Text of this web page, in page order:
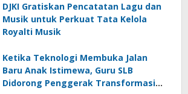
DJKI Gratiskan Pencatatan Lagu dan
Musik untuk Perkuat Tata Kelola
Royalti Musik
Ketika Teknologi Membuka Jalan
Baru Anak Istimewa, Guru SLB
Didorong Penggerak Transformasi